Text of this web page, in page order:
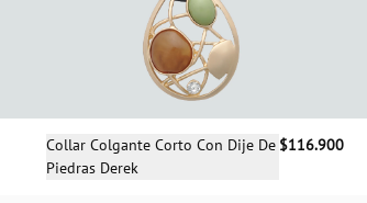
Selecciona una talla
Collar Colgante Corto Con Dije De
Piedras Derek
$116.900